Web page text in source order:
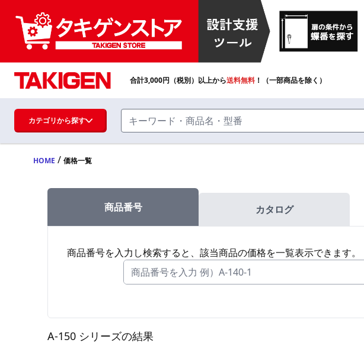
ハンドル・取手・つまみ・周辺機器
蝶番・ステー・周辺機器
FB・B
ファスナー・ラッチ錠・キャッチ・錠前
L・LE
合計3,000円（税別）以上から送料無料 ！（一部商品を除く）
カテゴリから探す
HOME / 価格一覧
商品番号 カタログ
商品番号を入力し検索すると、該当商品の価格を一覧表示できます。
A-150 シリーズの結果